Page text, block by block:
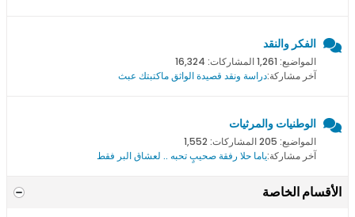
الفكر والنقد
المواضيع: 1,261 المشاركات: 16,324
آخر مشاركة:دراسة ونقد قصيدة الواثق ماكتبتك عبث
الوطنيات والمرثيات
المواضيع: 205 المشاركات: 1,552
آخر مشاركة:ياما حلا رفقة صحيبٍ تحبه .. لعشاق البر فقط
الأقسام الخاصة